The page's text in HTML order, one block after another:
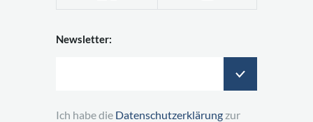
Newsletter:
Ich habe die Datenschutzerklärung zur